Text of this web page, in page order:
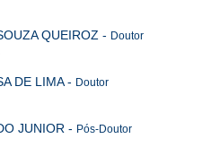
QUEIROZ - Doutor
DE LIMA- Doutor
JUNIOR - Pós-Doutor